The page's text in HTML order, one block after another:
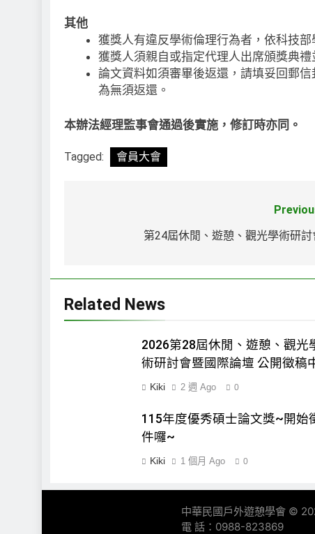
其他
獲獎人有違反學術倫理行為者，依科技
獲獎人須親自或指定代理人出席頒獎典禮
論文資料如須審畢後返還，請填妥回郵
為無須返還。
本辦法經理監事會通過後實施，修訂時亦同。
Tagged: 會員大會
第24屆休閒、遊憩、觀光學術研討
Related News
2026第28屆休閒、遊憩、觀光
術研討會暨國際論壇 公開徵稿
Kiki 2 週 Ago 0
115年度優秀碩士論文獎~開始
件囉~
Kiki 1 個月 Ago 0
中華民國戶外遊憩學會 ©
電 話：0988-823869